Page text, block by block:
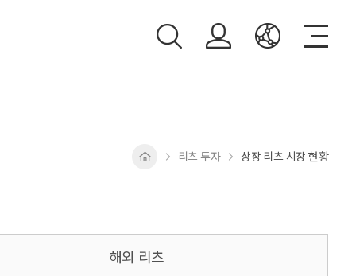
리츠 투자 상장 리츠 시장 현황
해외 리츠